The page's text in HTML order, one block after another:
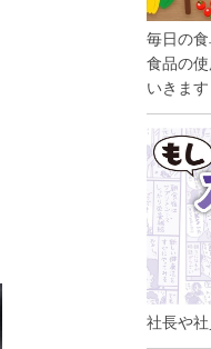
毎日の
食品の
いきます
社長や